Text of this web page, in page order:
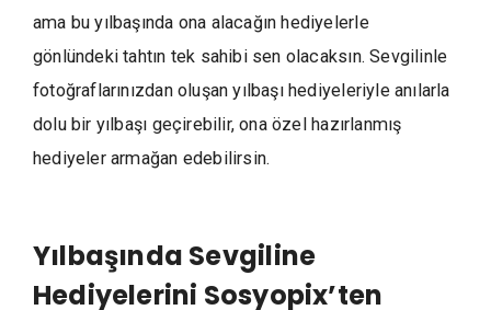
ama bu yılbaşında ona alacağın hediyelerle
gönlündeki tahtın tek sahibi sen olacaksın. Sevgilinle
fotoğraflarınızdan oluşan yılbaşı hediyeleriyle anılarla
dolu bir yılbaşı geçirebilir, ona özel hazırlanmış
hediyeler armağan edebilirsin.
Yılbaşında Sevgiline
Hediyelerini Sosyopix’ten